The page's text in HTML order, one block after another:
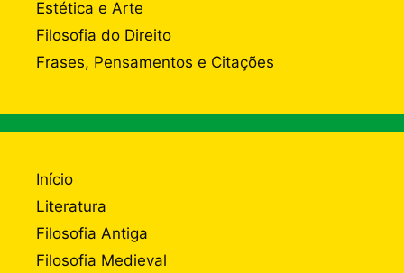
Estética e Arte
Filosofia do Direito
Frases, Pensamentos e Citações
Início
Literatura
Filosofia Antiga
Filosofia Medieval